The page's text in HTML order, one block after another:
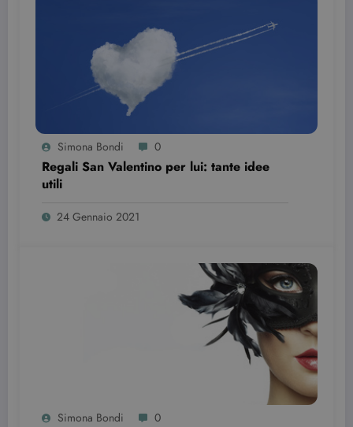
Simona Bondi 0
Regali San Valentino per lui: tante idee
utili
24 Gennaio 2021
Simona Bondi 0
wordpress_test_cookie
Provider /
Dominio
Scadenza Descrizione
Google LLC
.youtube.com
6 mesi
Questo
cookie è
impostato da
Youtube per
tenere traccia
delle
preferenze
dell'utente
per i video di